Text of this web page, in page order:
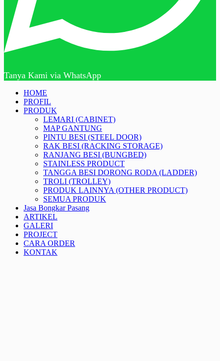
Tanya Kami via WhatsApp
HOME
PROFIL
PRODUK
LEMARI (CABINET)
MAP GANTUNG
PINTU BESI (STEEL DOOR)
RAK BESI (RACKING STORAGE)
RANJANG BESI (BUNGBED)
STAINLESS PRODUCT
TANGGA BESI DORONG RODA (LADDER)
TROLI (TROLLEY)
PRODUK LAINNYA (OTHER PRODUCT)
SEMUA PRODUK
Jasa Bongkar Pasang
ARTIKEL
GALERI
PROJECT
CARA ORDER
KONTAK